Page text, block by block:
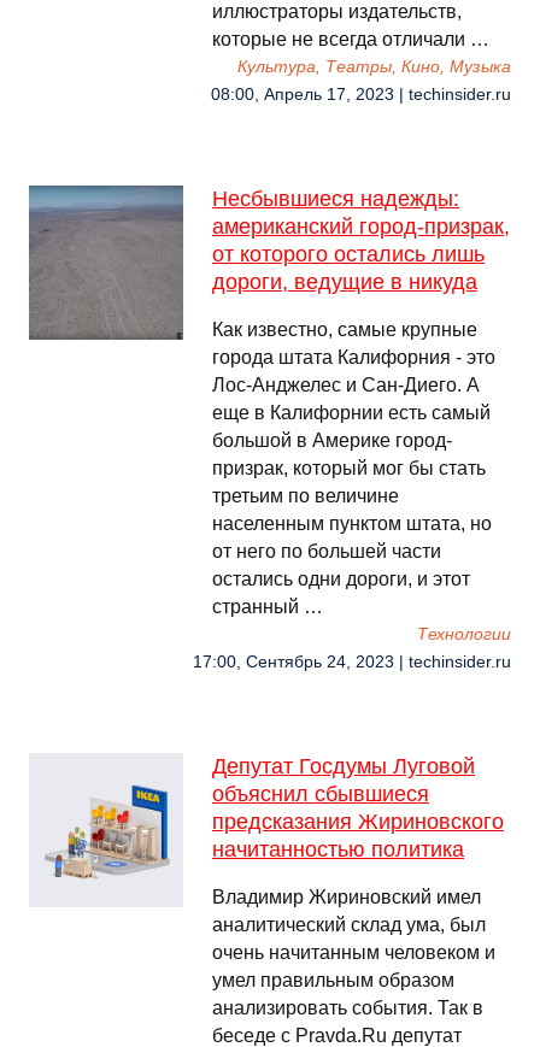
иллюстраторы издательств,
которые не всегда отличали …
Культура, Театры, Кино, Музыка
08:00, Апрель 17, 2023 | techinsider.ru
Несбывшиеся надежды:
американский город-призрак,
от которого остались лишь
дороги, ведущие в никуда
Как известно, самые крупные
города штата Калифорния - это
Лос-Анджелес и Сан-Диего. А
еще в Калифорнии есть самый
большой в Америке город-
призрак, который мог бы стать
третьим по величине
населенным пунктом штата, но
от него по большей части
остались одни дороги, и этот
странный …
Технологии
17:00, Сентябрь 24, 2023 | techinsider.ru
Депутат Госдумы Луговой
объяснил сбывшиеся
предсказания Жириновского
начитанностью политика
Владимир Жириновский имел
аналитический склад ума, был
очень начитанным человеком и
умел правильным образом
анализировать события. Так в
беседе с Pravda.Ru депутат